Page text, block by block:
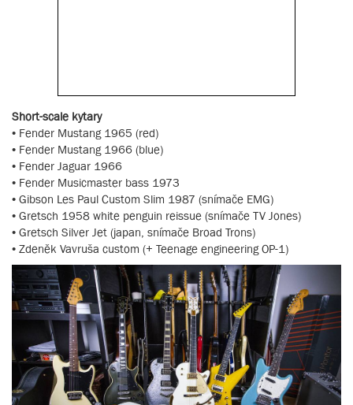
Short-scale kytary
• Fender Mustang 1965 (red)
• Fender Mustang 1966 (blue)
• Fender Jaguar 1966
• Fender Musicmaster bass 1973
• Gibson Les Paul Custom Slim 1987 (snímače EMG)
• Gretsch 1958 white penguin reissue (snímače TV Jones)
• Gretsch Silver Jet (japan, snímače Broad Trons)
• Zdeněk Vavruša custom (+ Teenage engineering OP-1)